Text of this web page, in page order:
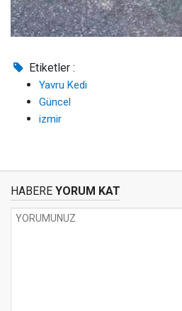
Etiketler :
Yavru Kedi
Güncel
izmir
HABERE YORUM KAT